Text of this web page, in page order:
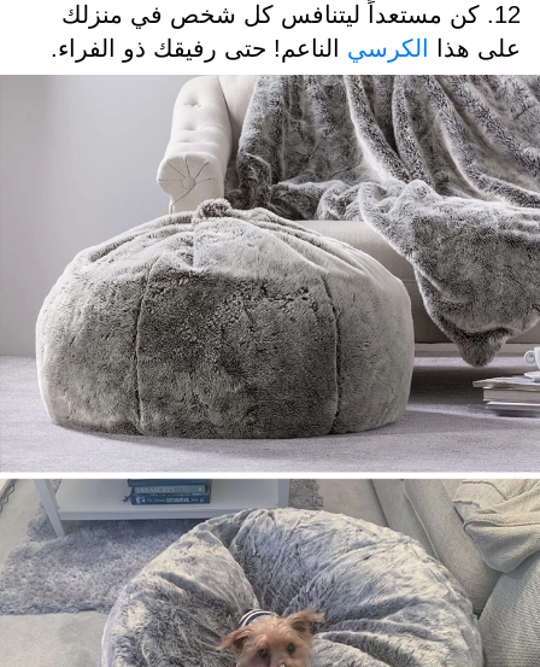
12. كن مستعداً ليتنافس كل شخص في منزلك
على هذا
الكرسي الناعم! حتى رفيقك ذو الفراء.